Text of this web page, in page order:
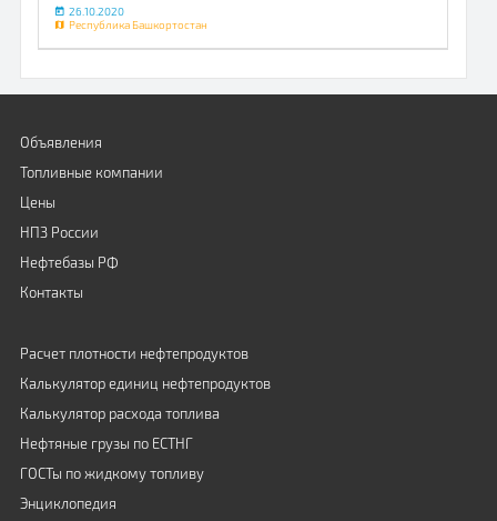
26.10.2020
Республика Башкортостан
Объявления
Топливные компании
Цены
НПЗ России
Нефтебазы РФ
Контакты
Расчет плотности нефтепродуктов
Калькулятор единиц нефтепродуктов
Калькулятор расхода топлива
Нефтяные грузы по ЕСТНГ
ГОСТы по жидкому топливу
Энциклопедия